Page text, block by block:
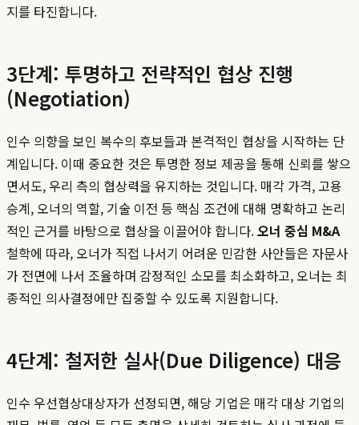
지를 타진합니다.
3단계: 투명하고 전략적인 협상 진행
(Negotiation)
인수 의향을 보인 복수의 후보들과 본격적인 협상을 시작하는 단
계입니다. 이때 중요한 것은 투명한 정보 제공을 통해 신뢰를 쌓으
면서도, 우리 측의 협상력을 유지하는 것입니다. 매각 가격, 고용
승계, 오너의 역할, 기술 이전 등 핵심 조건에 대해 명확하고 논리
적인 근거를 바탕으로 협상을 이끌어야 합니다.오너 중심 M&A
철학에 따라, 오너가 직접 나서기 어려운 민감한 사안들은 자문사
가 전면에 나서 조율하며 감정적인 소모를 최소화하고, 오너는 최
종적인 의사결정에만 집중할 수 있도록 지원합니다.
4단계: 철저한 실사(Due Diligence) 대응
인수 우선협상대상자가 선정되면, 해당 기업은 매각 대상 기업의